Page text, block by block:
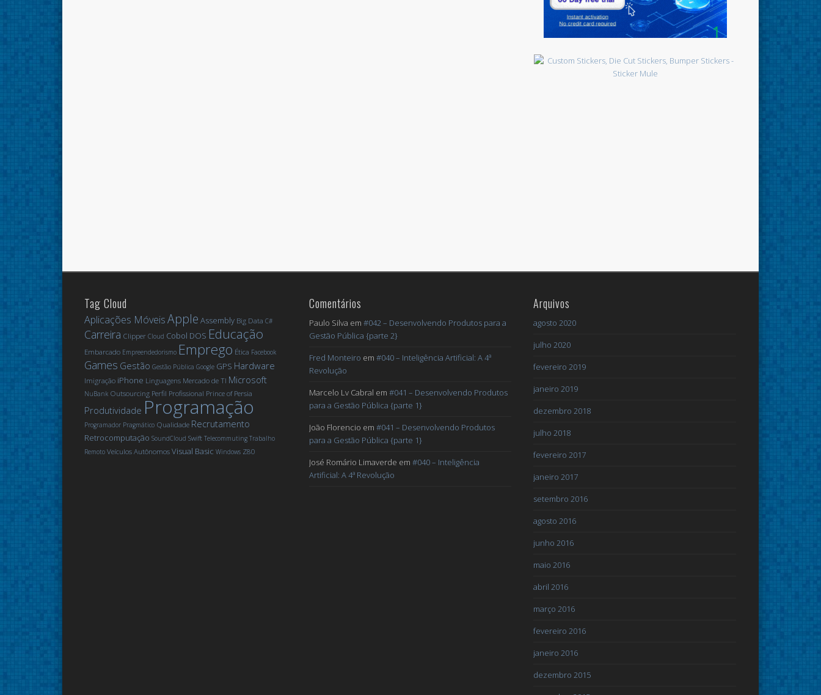
Tag Cloud
Aplicações MóveisApple Assembly Big Data C#
Carreira Clipper Cloud Cobol DOS Educação
Embarcado Empreendedorismo Emprego Ética Facebook
Games Gestão Gestão Pública Google GPS Hardware
Imigração iPhone Linguagens Mercado de TI Microsoft
NuBank Outsourcing Perfil Profissional Prince of Persia
Produtividade Programação
Programador Pragmático Qualidade Recrutamento
Retrocomputação SoundCloud Swift Telecommuting Trabalho
Remoto Veículos Autônomos Visual Basic Windows Z80
Comentários
Paulo Silva em #042 – Desenvolvendo Produtos para a
Gestão Pública {parte 2}
Fred Monteiro em #040 – Inteligência Artificial: A 4ª
Revolução
Marcelo Lv Cabral em #041 – Desenvolvendo Produtos
para a Gestão Pública {parte 1}
João Florencio em #041 – Desenvolvendo Produtos
para a Gestão Pública {parte 1}
José Romário Limaverde em #040 – Inteligência
Artificial: A 4ª Revolução
Arquivos
agosto 2020
julho 2020
fevereiro 2019
janeiro 2019
dezembro 2018
julho 2018
fevereiro 2017
janeiro 2017
setembro 2016
agosto 2016
junho 2016
maio 2016
abril 2016
março 2016
fevereiro 2016
janeiro 2016
dezembro 2015